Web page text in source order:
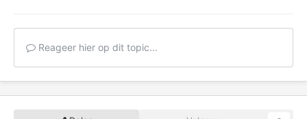
Reageer hier op dit topic...